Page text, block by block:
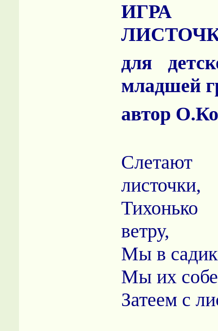
для
младшей
автор
Слетают
листочки,
ветру,
Мы в
Мы их
Затеем с